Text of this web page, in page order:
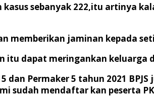
sebanyak 222,itu artinya
memberikan jaminan kepada
itu dapat meringankan keluarga
dan Permaker 5 tahun 2021
sudah mendaftar kan peserta